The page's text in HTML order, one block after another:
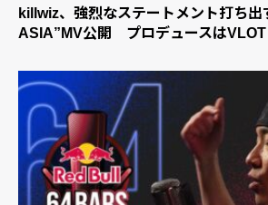
killwiz、強烈なステートメント打ち出
ASIA”MV公開 プロデュースはVLOT